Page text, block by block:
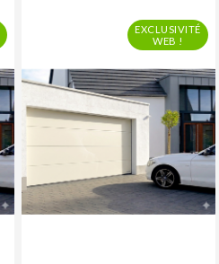
EXCLUSIVITÉ
WEB !